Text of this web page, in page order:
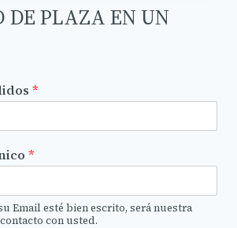
DE PLAZA EN UN
*
*
Email esté bien escrito, será nuestra
con usted.